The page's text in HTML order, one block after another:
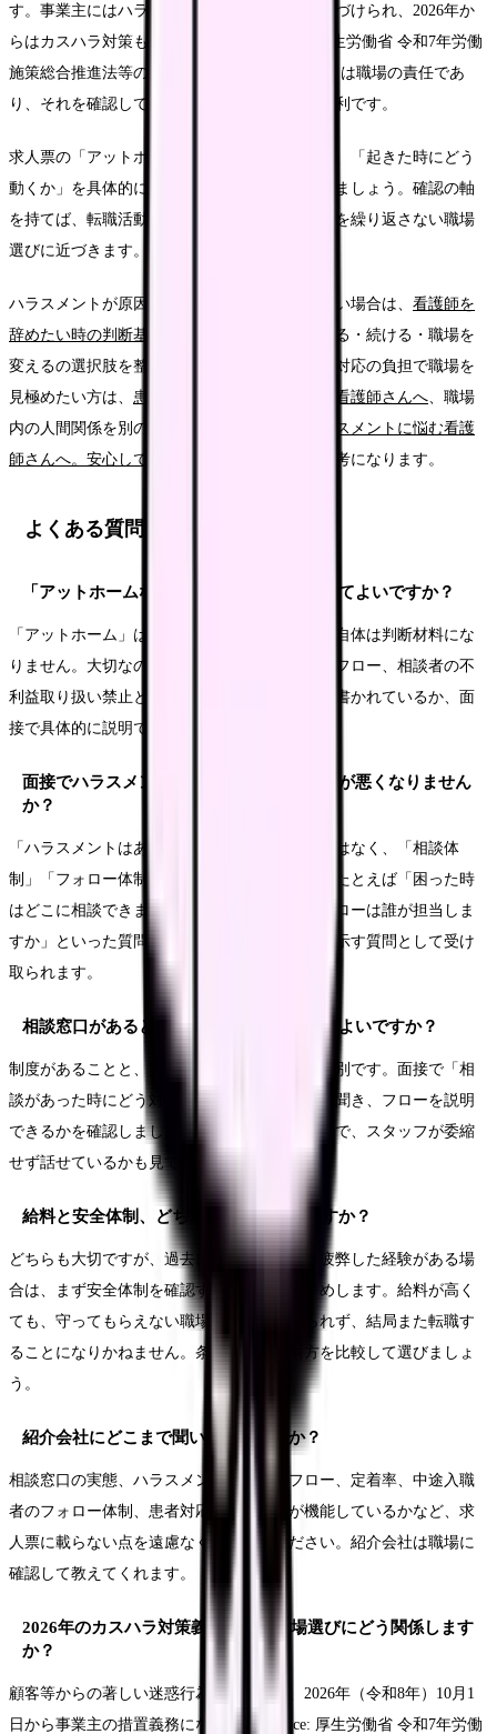
す。事業主にはハラスメント防止の措置が義務づけられ、2026年か
らはカスハラ対策も義務化されます(Source: 厚生労働省 令和7年労働
施策総合推進法等の一部改正)。職員を守ることは職場の責任であ
り、それを確認して選ぶのはあなたの当然の権利です。
求人票の「アットホーム」という言葉ではなく、「起きた時にどう
動くか」を具体的に説明できる職場かを確認しましょう。確認の軸
を持てば、転職活動の不安は減り、同じつらさを繰り返さない職場
選びに近づきます。
ハラスメントが原因で「辞めたい」気持ちが強い場合は、 看護師を
辞めたい時の判断基準
もあわせて読むと、辞める・続ける・職場を
変えるの選択肢を整理しやすくなります。患者対応の負担で職場を
見極めたい方は、 患者対応で限界かもと思った看護師さんへ 、職場
内の人間関係を別の角度から見たい方は、
ハラスメントに悩む看護
師さんへ。安心して働ける職場の見分け方
も参考になります。
よくある質問
「アットホームな職場」という求人は信じてよいですか？
「アットホーム」は雰囲気を表す言葉で、それ自体は判断材料にな
りません。大切なのは、相談窓口の有無、対応フロー、相談者の不
利益取り扱い禁止といった「仕組みの言葉」が書かれているか、面
接で具体的に説明できるかです。
面接でハラスメントのことを聞くと、印象が悪くなりません
か？
「ハラスメントはありますか」と直接聞くのではなく、「相談体
制」「フォロー体制」として聞けば自然です。たとえば「困った時
はどこに相談できますか」「中途入職者のフォローは誰が担当しま
すか」といった質問なら、前向きに働く意欲を示す質問として受け
取られます。
相談窓口があると書いてあれば、安心してよいですか？
制度があることと、実際に機能していることは別です。面接で「相
談があった時にどう対応しますか」と具体的に聞き、フローを説明
できるかを確認しましょう。可能なら職場見学で、スタッフが委縮
せず話せているかも見てください。
給料と安全体制、どちらを優先すべきですか？
どちらも大切ですが、過去にハラスメントで疲弊した経験がある場
合は、まず安全体制を確認することをおすすめします。給料が高く
ても、守ってもらえない職場では働き続けられず、結局また転職す
ることになりかねません。条件と体制の両方を比較して選びましょ
う。
紹介会社にどこまで聞いてよいですか？
相談窓口の実態、ハラスメントへの対応フロー、定着率、中途入職
者のフォロー体制、患者対応で複数対応が機能しているかなど、求
人票に載らない点を遠慮なく確認してください。紹介会社は職場に
確認して教えてくれます。
2026年のカスハラ対策義務化は、職場選びにどう関係します
か？
顧客等からの著しい迷惑行為への対策が、2026年（令和8年）10月1
日から事業主の措置義務になります(Source: 厚生労働省 令和7年労働